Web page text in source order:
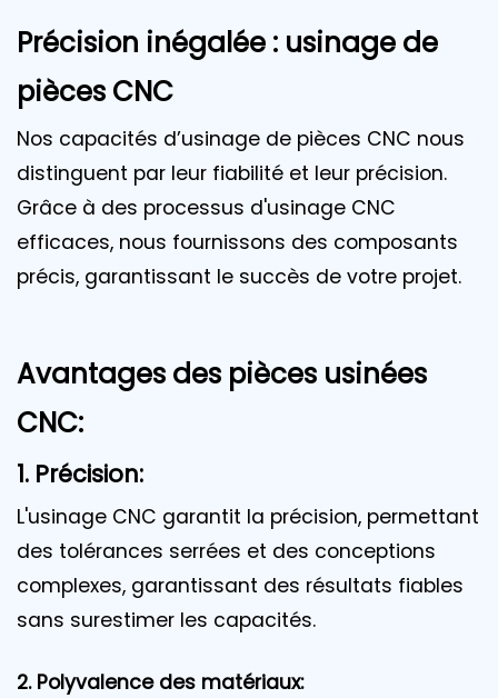
Précision inégalée : usinage de
pièces CNC
Nos capacités d’usinage de pièces CNC nous
distinguent par leur fiabilité et leur précision.
Grâce à des processus d'usinage CNC
efficaces, nous fournissons des composants
précis, garantissant le succès de votre projet.
Avantages des pièces usinées
CNC:
1. Précision:
L'usinage CNC garantit la précision, permettant
des tolérances serrées et des conceptions
complexes, garantissant des résultats fiables
sans surestimer les capacités.
2. Polyvalence des matériaux: